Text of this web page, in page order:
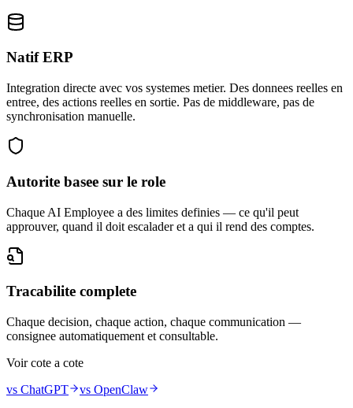
Natif ERP
Integration directe avec vos systemes metier. Des donnees reelles en
entree, des actions reelles en sortie. Pas de middleware, pas de
synchronisation manuelle.
Autorite basee sur le role
Chaque AI Employee a des limites definies — ce qu'il peut
approuver, quand il doit escalader et a qui il rend des comptes.
Tracabilite complete
Chaque decision, chaque action, chaque communication —
consignee automatiquement et consultable.
Voir cote a cote
vs ChatGPT
vs OpenClaw